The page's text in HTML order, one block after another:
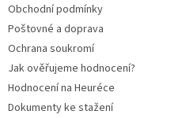
Obchodní podmínky
Poštovné a doprava
Ochrana soukromí
Jak ověřujeme hodnocení?
Hodnocení na Heuréce
Dokumenty ke stažení